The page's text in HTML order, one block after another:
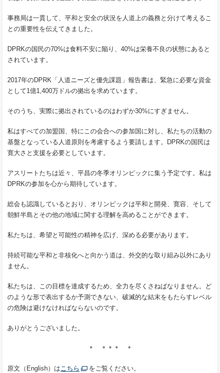
事務局は一貫して、平和と安全の状況を人道上の義務と分けて考えるこ
との重要性を伝えてきました。
DPRKの国民の70%は食料不安に陥り、40%は栄養不良の状態にあると
されています。
2017年のDPRK「人道ニーズと優先課題」報告書は、緊急に必要な資金
として1億1,400万ドルの拠出を求めています。
そのうち、実際に拠出されているのはわずか30%にすぎません。
私はすべての加盟国、特にこの会合への参加国に対し、私たちの活動の
基盤となっている人道原則を考慮するよう要請します。DPRKの国民は
寛大さと支援を必要としています。
アスリートたちは近々、平昌の冬季オリンピックに集う予定です。私は
DPRKの参加を心から期待しています。
総会も認識しているとおり、オリンピックは平和と開発、寛容、そして
朝鮮半島とその他の地域に関する理解を高めることができます。
私たちは、希望と可能性の精神を広げ、深める必要があります。
持続可能な平和と非核化へと向かう道は、外交的な取り組み以外にあり
ません。
私たちは、この目標を達成するため、全力を尽くさねばなりません。ど
のような形で表出するか予測できない、破滅的な結末をもたらすレベル
の危険は避けなければならないのです。
ありがとうございました。
＊ ＊＊＊ ＊
原文（English）はこちら をご覧ください。